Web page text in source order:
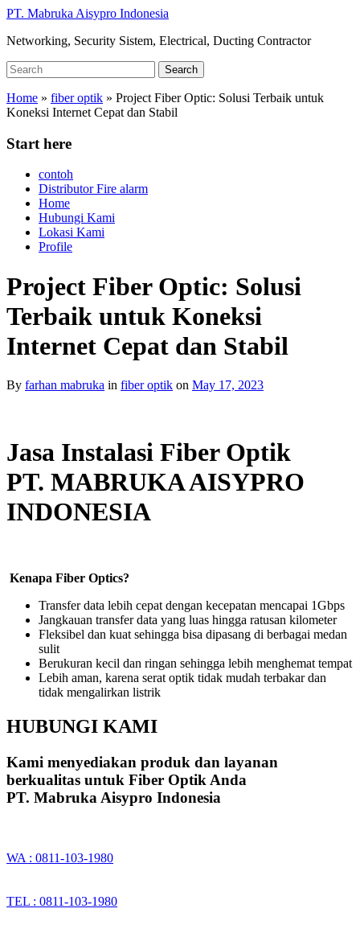
Skip
main
PT. Mabruka Aisypro Indonesia
Networking, Security Sistem, Electrical, Ducting Contractor
Search
for:
Search
Home » fiber optik » Project Fiber Optic: Solusi Terbaik untuk
Koneksi Internet Cepat dan Stabil
Start here
contoh
Distributor Fire alarm
Home
Hubungi Kami
Lokasi Kami
Profile
Project Fiber Optic: Solusi
Terbaik untuk Koneksi
Internet Cepat dan Stabil
By farhan mabruka in fiber optik on May 17, 2023
Jasa Instalasi Fiber Optik
PT. MABRUKA AISYPRO
INDONESIA
Kenapa Fiber Optics?
Transfer data lebih cepat dengan kecepatan mencapai 1Gbps
Jangkauan transfer data yang luas hingga ratusan kilometer
Fleksibel dan kuat sehingga bisa dipasang di berbagai medan
sulit
Berukuran kecil dan ringan sehingga lebih menghemat tempat
Lebih aman, karena serat optik tidak mudah terbakar dan
tidak mengalirkan listrik
HUBUNGI KAMI
Kami menyediakan produk dan layanan
berkualitas untuk Fiber Optik Anda
PT. Mabruka Aisypro Indonesia
WA : 0811-103-1980
TEL : 0811-103-1980